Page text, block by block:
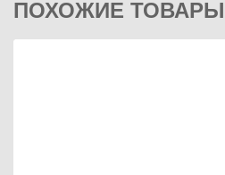
ПОХОЖИЕ ТОВАРЫ